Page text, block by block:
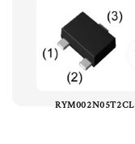
RYM002N05T2CL